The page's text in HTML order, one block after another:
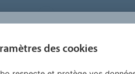
FRANCE
BLOG &
REALISATIONS
des cookies